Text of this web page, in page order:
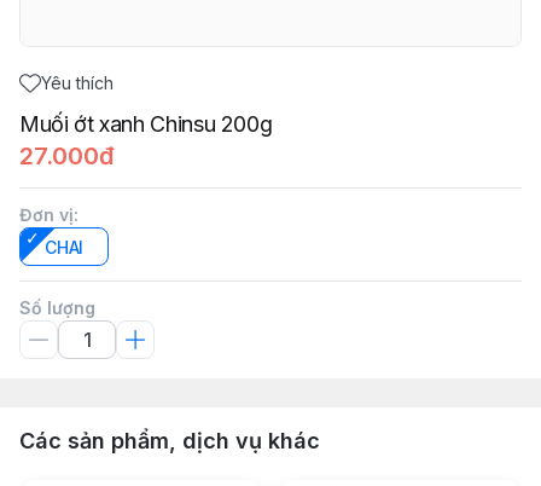
Yêu thích
Muối ớt xanh Chinsu 200g
27.000đ
Đơn vị:
CHAI
Số lượng
Các sản phẩm, dịch vụ khác